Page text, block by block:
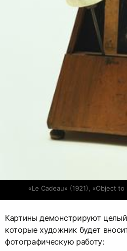
«Le Cadeau» (1921), «Object
Картины демонстрируют
которые художник будет
фотографическую работу: